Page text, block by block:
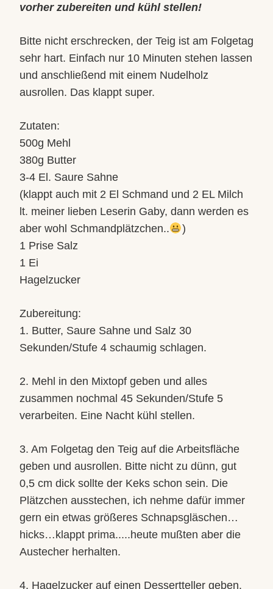
vorher zubereiten und kühl stellen!
Bitte nicht erschrecken, der Teig ist am Folgetag
sehr hart. Einfach nur 10 Minuten stehen lassen
und anschließend mit einem Nudelholz
ausrollen. Das klappt super.
Zutaten:
500g Mehl
380g Butter
3-4 El. Saure Sahne
(klappt auch mit 2 El Schmand und 2 EL Milch
lt. meiner lieben Leserin Gaby, dann werden es
aber wohl Schmandplätzchen..
)
1 Prise Salz
1 Ei
Hagelzucker
Zubereitung:
1. Butter, Saure Sahne und Salz 30
Sekunden/Stufe 4 schaumig schlagen.
2. Mehl in den Mixtopf geben und alles
zusammen nochmal 45 Sekunden/Stufe 5
verarbeiten. Eine Nacht kühl stellen.
3. Am Folgetag den Teig auf die Arbeitsfläche
geben und ausrollen. Bitte nicht zu dünn, gut
0,5 cm dick sollte der Keks schon sein. Die
Plätzchen ausstechen, ich nehme dafür immer
gern ein etwas größeres Schnapsgläschen…
hicks…klappt prima.....heute mußten aber die
Austecher herhalten.
4. Hagelzucker auf einen Dessertteller geben.